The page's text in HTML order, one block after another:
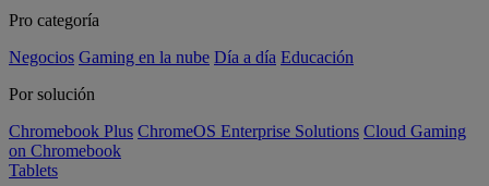
Pro categoría
Negocios Gaming en la nube Día a día Educación
Por solución
Chromebook Plus ChromeOS Enterprise Solutions Cloud Gaming
on Chromebook
Tablets